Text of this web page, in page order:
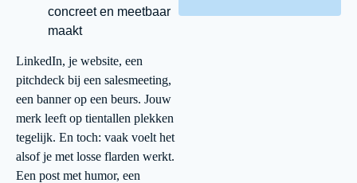
concreet en meetbaar
maakt
LinkedIn, je website, een
pitchdeck bij een salesmeeting,
een banner op een beurs. Jouw
merk leeft op tientallen plekken
tegelijk. En toch: vaak voelt het
alsof je met losse flarden werkt.
Een post met humor, een